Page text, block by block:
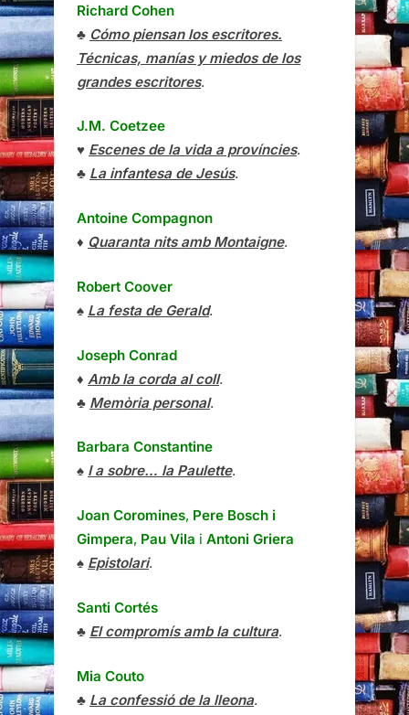
Richard Cohen
♣ Cómo piensan los escritores.
Técnicas, manías y miedos de los
grandes escritores.
J.M. Coetzee
♥ Escenes de la vida a províncies.
♣ La infantesa de Jesús.
Antoine Compagnon
♦ Quaranta nits amb Montaigne.
Robert Coover
♠ La festa de Gerald.
Joseph Conrad
♦ Amb la corda al coll.
♣ Memòria personal.
Barbara Constantine
♠ I a sobre… la Paulette.
Joan Coromines, Pere Bosch i
Gimpera, Pau Vila i Antoni Griera
♠ Epistolari.
Santi Cortés
♣ El compromís amb la cultura.
Mia Couto
♣ La confessió de la lleona.